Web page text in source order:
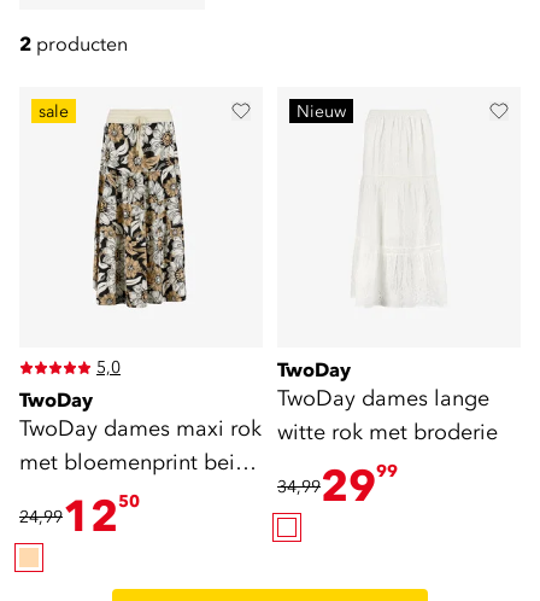
2 producten
sale
5,0
TwoDay
TwoDay dames maxi rok
met bloemenprint beige
24,991250
Nieuw
TwoDay
TwoDay dames lange
witte rok met broderie
34,992999